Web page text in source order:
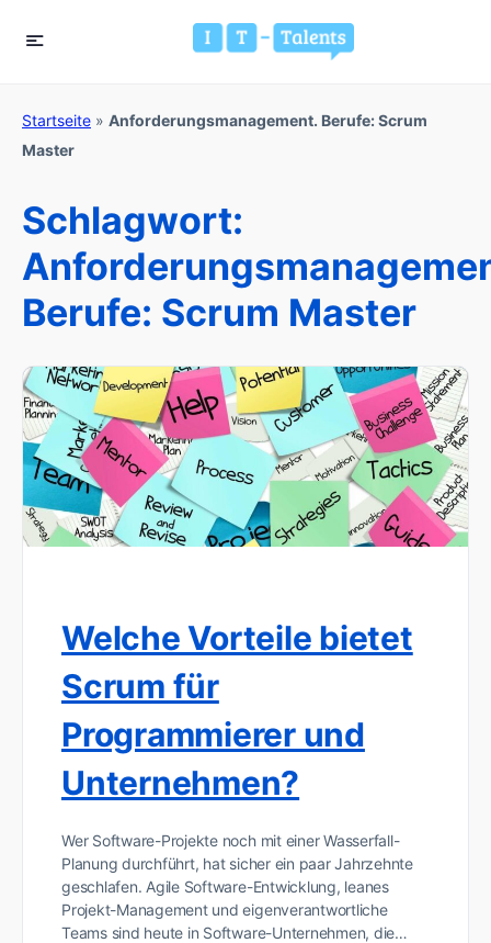
Startseite » Anforderungsmanagement. Berufe: Scrum
Master
Schlagwort:
Berufe: Scrum Master
Welche Vorteile bietet
Scrum für
Programmierer und
Unternehmen?
Wer Software-Projekte noch mit einer Wasserfall-
Planung durchführt, hat sicher ein paar Jahrzehnte
geschlafen. Agile Software-Entwicklung, leanes
Projekt-Management und eigenverantwortliche
Teams sind heute in Software-Unternehmen, die…